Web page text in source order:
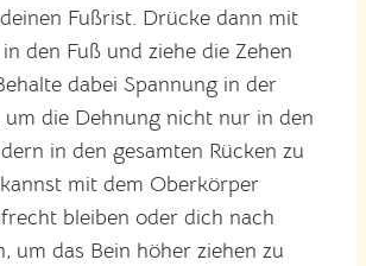
Fußrist. Drücke dann mit
den Fuß und ziehe die Zehen
dabei Spannung in der
die Dehnung nicht nur in den
in den gesamten Rücken zu
mit dem Oberkörper
bleiben oder dich nach
um das Bein höher ziehen zu